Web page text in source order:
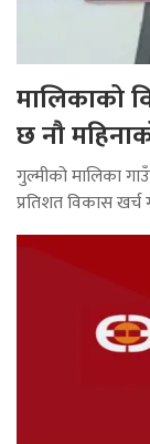
मालिकाको
छ नौ
गुल्मीको मालिका
प्रतिशत विकास